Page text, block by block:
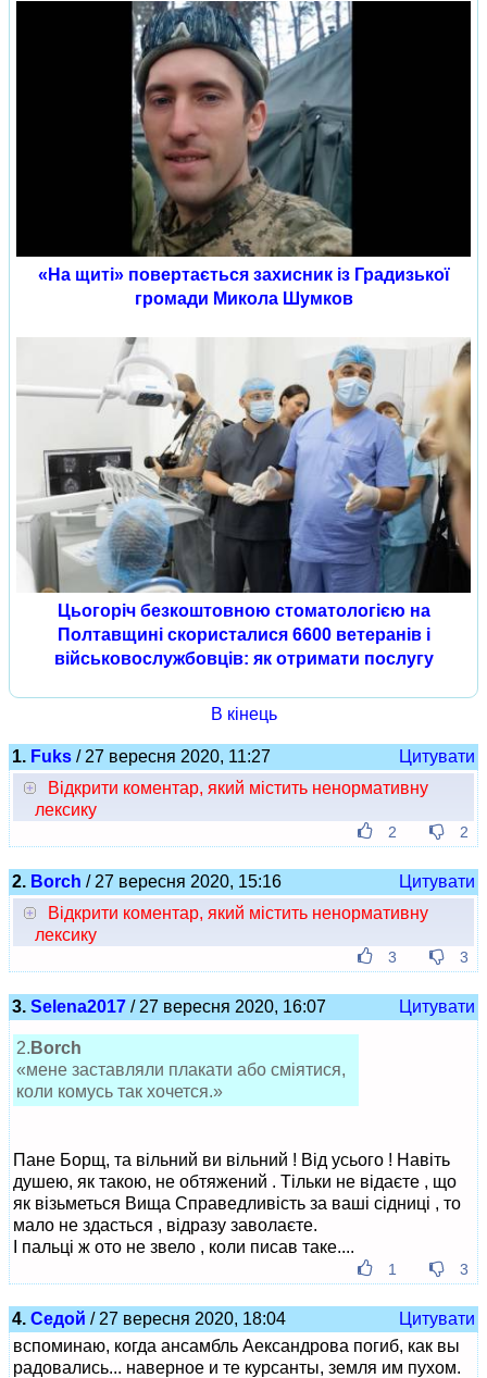
«На щиті» повертається захисник із Градизької
громади Микола Шумков
Цьогоріч безкоштовною стоматологією на
Полтавщині скористалися 6600 ветеранів і
військовослужбовців: як отримати послугу
В кінець
1. Fuks / 27 вересня 2020, 11:27
Цитувати
Відкрити коментар, який містить ненормативну
лексику
2 2
2. Borch / 27 вересня 2020, 15:16
Цитувати
Відкрити коментар, який містить ненормативну
лексику
3 3
3. Selena2017 / 27 вересня 2020, 16:07 Цитувати
2. Borch
«мене заставляли плакати або сміятися,
коли комусь так хочется.»
Пане Борщ, та вільний ви вільний ! Від усього ! Навіть
душею, як такою, не обтяжений . Тільки не відаєте , що
як візьметься Вища Справедливість за ваші сідниці , то
мало не здасться , відразу заволаєте.
І пальці ж ото не звело , коли писав таке....
1 3
4. Седой / 27 вересня 2020, 18:04
Цитувати
вспоминаю, когда ансамбль Аександрова погиб, как вы
радовались... наверное и те курсанты, земля им пухом.